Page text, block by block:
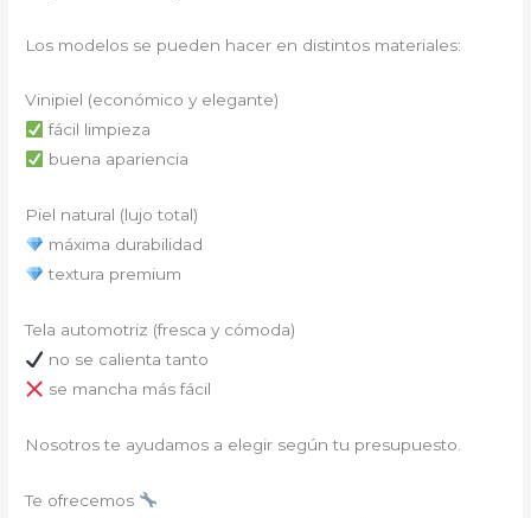
Los modelos se pueden hacer en distintos materiales:
Vinipiel (económico y elegante)
fácil limpieza
buena apariencia
Piel natural (lujo total)
máxima durabilidad
textura premium
Tela automotriz (fresca y cómoda)
no se calienta tanto
se mancha más fácil
Nosotros te ayudamos a elegir según tu presupuesto.
Te ofrecemos